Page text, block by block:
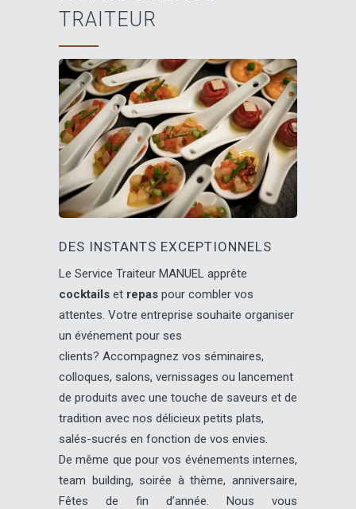
TRAITEUR
DES INSTANTS EXCEPTIONNELS
Le Service Traiteur MANUEL apprête
cocktails et repas pour combler vos
attentes. Votre entreprise souhaite organiser
un événement pour ses
clients? Accompagnez vos séminaires,
colloques, salons, vernissages ou lancement
de produits avec une touche de saveurs et de
tradition avec nos délicieux petits plats,
salés-sucrés en fonction de vos envies.
De même que pour vos événements internes,
team building, soirée à thème, anniversaire,
Fêtes de fin d’année. Nous vous